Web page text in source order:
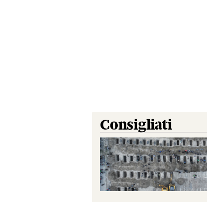
Consigliati